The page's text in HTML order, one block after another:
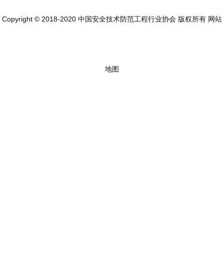
Copyright © 2018-2020 中国安全技术防范工程行业协会 版权所有 网站
地图